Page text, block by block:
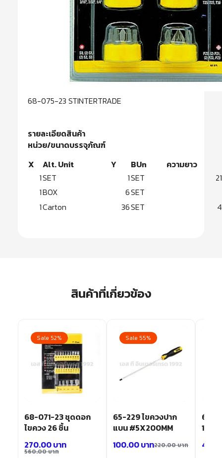
68-075-23 STINTERTRADE
รายละเอียดสินค้า
หน่วย/ขนาดบรรจุภัณฑ์
X
Alt. Unit Y BUn
ความยาว
1SET 1SET
1BOX 6SET
1Carton 36SET
สินค้าที่เกี่ยวข้อง
Sale 52%
68-071-23 ชุดดอก
ไขควง 26 ชิ้น
560.00บาท
270.00บาท
Sale 55%
65-229 ไขควงปาก
แบน #5X200MM
220.00บาท
100.00บาท
66-
100-